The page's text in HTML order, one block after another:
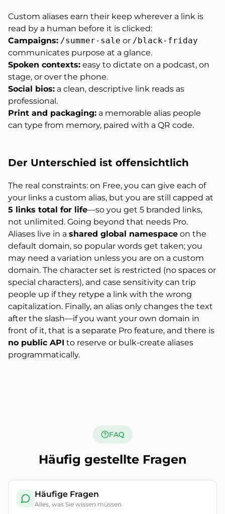
Custom aliases earn their keep wherever a link is
read by a human before it is clicked:
Campaigns: /summer-sale or /black-friday
communicates purpose at a glance.
Spoken contexts: easy to dictate on a podcast, on
stage, or over the phone.
Social bios: a clean, descriptive link reads as
professional.
Print and packaging: a memorable alias people
can type from memory, paired with a QR code.
Der Unterschied ist offensichtlich
The real constraints: on Free, you can give each of
your links a custom alias, but you are still capped at
5 links total for life—so you get 5 branded links,
not unlimited. Going beyond that needs Pro.
Aliases live in a shared global namespace on the
default domain, so popular words get taken; you
may need a variation unless you are on a custom
domain. The character set is restricted (no spaces or
special characters), and case sensitivity can trip
people up if they retype a link with the wrong
capitalization. Finally, an alias only changes the text
after the slash—if you want your own domain in
front of it, that is a separate Pro feature, and there is
no public API to reserve or bulk-create aliases
programmatically.
FAQ
Häufig gestellte Fragen
Häufige Fragen
Alles, was Sie wissen müssen